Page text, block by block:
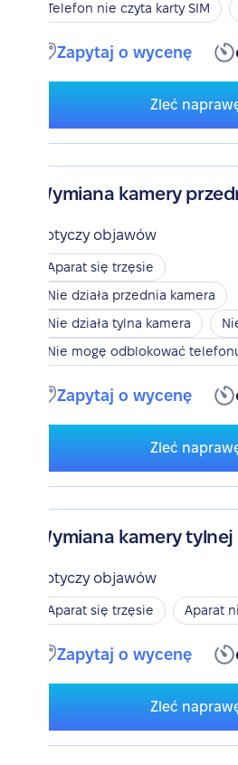
Telefon nie czyta karty SIM
Zapytaj o wycenę
Zleć
Wymiana kamery
Dotyczy objawów
Aparat się trzęsie
Nie działa przednia kamera
Nie działa tylna kamera
Nie mogę odblokować
Zapytaj o wycenę
Zleć
Wymiana kamery tylnej
Dotyczy objawów
Aparat się trzęsie Aparat
Zapytaj o wycenę
Zleć